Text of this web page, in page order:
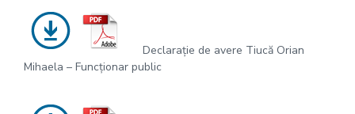
Declarație de avere Tiucă Orian
Mihaela – Funcționar public